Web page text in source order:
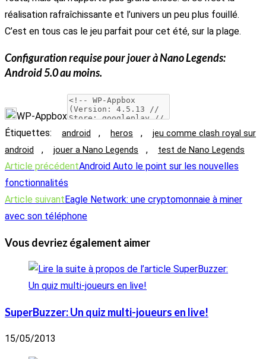
réalisation rafraîchissante et l’univers un peu plus fouillé.
C’est en tous cas le jeu parfait pour cet été, sur la plage.
Configuration requise pour jouer àNano Legends:
Android 5.0 au moins.
WP-Appbox
Étiquettes: android , heros ,
jeu comme clash royal sur
android
, jouer a Nano Legends , test de Nano Legends
Read
more
articles
Article précédentAndroid Auto le point sur les nouvelles
fonctionnalités
Article suivantEagle Network: une cryptomonnaie à miner
avec son téléphone
Vous devriez également aimer
SuperBuzzer: Un quiz multi-joueurs en live!
15/05/2013